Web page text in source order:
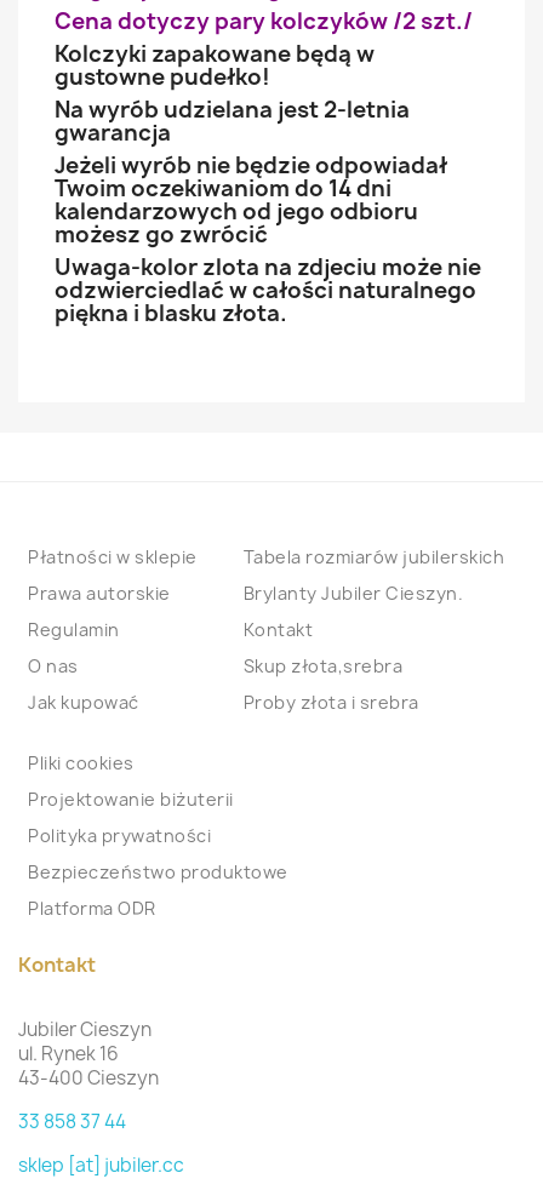
Cena dotyczy pary kolczyków /2 szt./
Kolczyki zapakowane będą w
gustowne pudełko!
Na wyrób udzielana jest 2-letnia
gwarancja
Jeżeli wyrób nie będzie odpowiadał
Twoim oczekiwaniom do 14 dni
kalendarzowych od jego odbioru
możesz go zwrócić
Uwaga-kolor zlota na zdjeciu może nie
odzwierciedlać w całości naturalnego
piękna i blasku złota.
Płatności w sklepie
Prawa autorskie
Regulamin
O nas
Jak kupować
Tabela rozmiarów jubilerskich
Brylanty Jubiler Cieszyn.
Kontakt
Skup złota,srebra
Proby złota i srebra
Pliki cookies
Projektowanie biżuterii
Polityka prywatności
Bezpieczeństwo produktowe
Platforma ODR
Kontakt
Jubiler Cieszyn
ul. Rynek 16
43-400 Cieszyn
33 858 37 44
sklep [at] jubiler.cc